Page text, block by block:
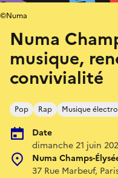
Numa
musique,
convivialité
Pop Rap Musique
Date
dimanche 21 juin
Numa Champs-
37 Rue Marbeuf,
©Numa